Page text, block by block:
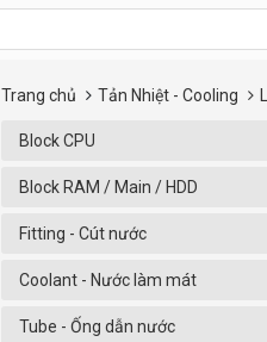
Trang chủ Tản Nhiệt - Cooling
Block CPU
Block RAM / Main / HDD
Fitting - Cút nước
Coolant - Nước làm mát
Tube - Ống dẫn nước